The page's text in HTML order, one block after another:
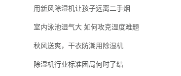
用新风除湿机让孩子远离二手烟
室内泳池湿气大 如何攻克湿度难题
秋风送爽，干衣防潮用除湿机
除湿机行业标准困局何时了结